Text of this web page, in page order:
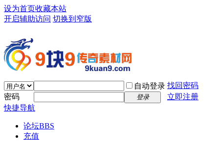
设为首页收藏本站
开启辅助访问 切换到窄版
自动登录 找回密码
密码
登录
立即注册
快捷导航
论坛BBS
充值